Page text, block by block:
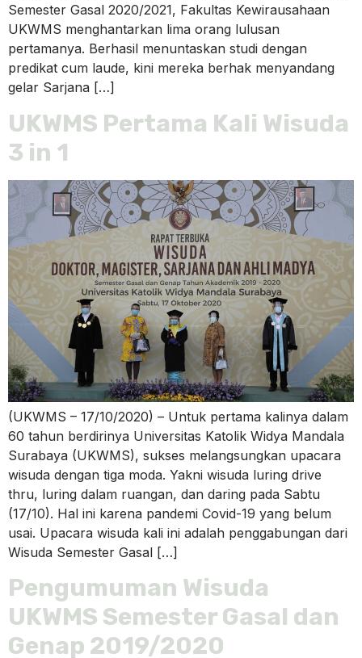
Semester Gasal 2020/2021, Fakultas Kewirausahaan
UKWMS menghantarkan lima orang lulusan
pertamanya. Berhasil menuntaskan studi dengan
predikat cum laude, kini mereka berhak menyandang
gelar Sarjana […]
UKWMS Pertama Kali Wisuda
3 in 1
(UKWMS – 17/10/2020) – Untuk pertama kalinya dalam
60 tahun berdirinya Universitas Katolik Widya Mandala
Surabaya (UKWMS), sukses melangsungkan upacara
wisuda dengan tiga moda. Yakni wisuda luring drive
thru, luring dalam ruangan, dan daring pada Sabtu
(17/10). Hal ini karena pandemi Covid-19 yang belum
usai. Upacara wisuda kali ini adalah penggabungan dari
Wisuda Semester Gasal […]
Pengumuman Wisuda
UKWMS Semester Gasal dan
Genap 2019/2020